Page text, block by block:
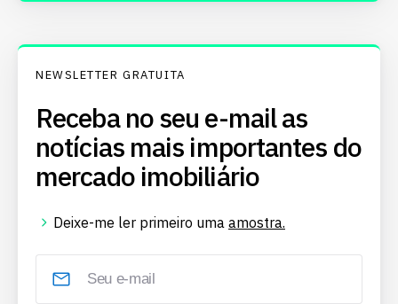
NEWSLETTER GRATUITA
Receba no seu e-mail as
notícias mais importantes do
mercado imobiliário
Deixe-me ler primeiro uma amostra.